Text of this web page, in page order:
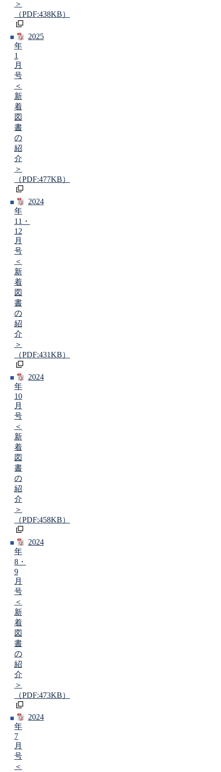
＞
（PDF:438KB）
2025
年
1
月
号
＜
新
着
図
書
の
紹
介
＞
（PDF:477KB）
2024
年
11・
12
月
号
＜
新
着
図
書
の
紹
介
＞
（PDF:431KB）
2024
年
10
月
号
＜
新
着
図
書
の
紹
介
＞
（PDF:458KB）
2024
年
8・
9
月
号
＜
新
着
図
書
の
紹
介
＞
（PDF:473KB）
2024
年
7
月
号
＜